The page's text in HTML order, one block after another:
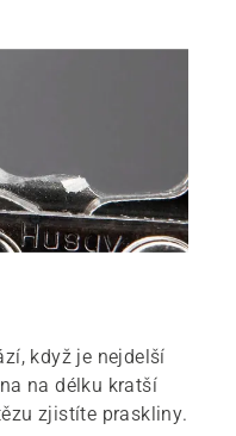
když je nejdelší
na délku kratší
zjistíte praskliny.